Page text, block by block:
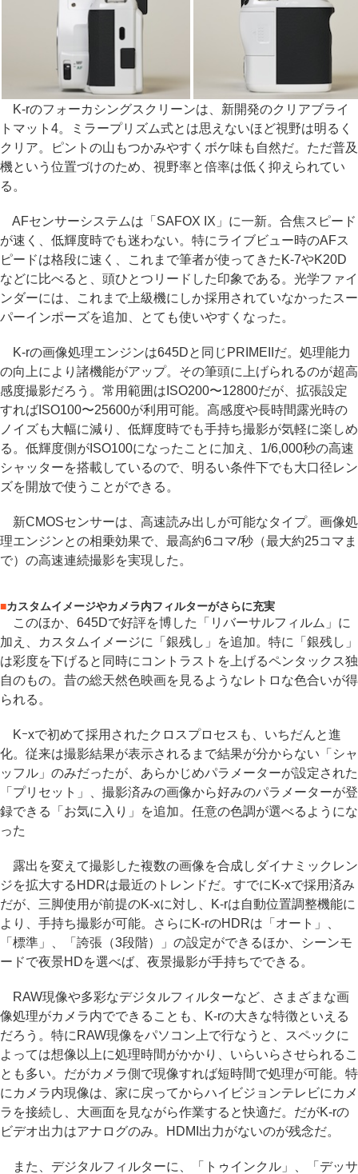
K-rのフォーカシングスクリーンは、新開発のクリアブライ
トマット4。ミラープリズム式とは思えないほど視野は明るく
クリア。ピントの山もつかみやすくボケ味も自然だ。ただ普及
機という位置づけのため、視野率と倍率は低く抑えられてい
る。
AFセンサーシステムは「SAFOX IX」に一新。合焦スピード
が速く、低輝度時でも迷わない。特にライブビュー時のAFス
ピードは格段に速く、これまで筆者が使ってきたK-7やK20D
などに比べると、頭ひとつリードした印象である。光学ファイ
ンダーには、これまで上級機にしか採用されていなかったスー
パーインポーズを追加、とても使いやすくなった。
K-rの画像処理エンジンは645Dと同じPRIMEIIだ。処理能力
の向上により諸機能がアップ。その筆頭に上げられるのが超高
感度撮影だろう。常用範囲はISO200〜12800だが、拡張設定
すればISO100〜25600が利用可能。高感度や長時間露光時の
ノイズも大幅に減り、低輝度時でも手持ち撮影が気軽に楽しめ
る。低輝度側がISO100になったことに加え、1/6,000秒の高速
シャッターを搭載しているので、明るい条件下でも大口径レン
ズを開放で使うことができる。
新CMOSセンサーは、高速読み出しが可能なタイプ。画像処
理エンジンとの相乗効果で、最高約6コマ/秒（最大約25コマま
で）の高速連続撮影を実現した。
■カスタムイメージやカメラ内フィルターがさらに充実
このほか、645Dで好評を博した「リバーサルフィルム」に
加え、カスタムイメージに「銀残し」を追加。特に「銀残し」
は彩度を下げると同時にコントラストを上げるペンタックス独
自のもの。昔の総天然色映画を見るようなレトロな色合いが得
られる。
Kｰxで初めて採用されたクロスプロセスも、いちだんと進
化。従来は撮影結果が表示されるまで結果が分からない「シャ
ッフル」のみだったが、あらかじめパラメーターが設定された
「プリセット」、撮影済みの画像から好みのパラメーターが登
録できる「お気に入り」を追加。任意の色調が選べるようにな
った
露出を変えて撮影した複数の画像を合成しダイナミックレン
ジを拡大するHDRは最近のトレンドだ。すでにK-xで採用済み
だが、三脚使用が前提のK-xに対し、K-rは自動位置調整機能に
より、手持ち撮影が可能。さらにK-rのHDRは「オート」、
「標準」、「誇張（3段階）」の設定ができるほか、シーンモ
ードで夜景HDを選べば、夜景撮影が手持ちでできる。
RAW現像や多彩なデジタルフィルターなど、さまざまな画
像処理がカメラ内でできることも、K-rの大きな特徴といえる
だろう。特にRAW現像をパソコン上で行なうと、スペックに
よっては想像以上に処理時間がかかり、いらいらさせられるこ
とも多い。だがカメラ側で現像すれば短時間で処理が可能。特
にカメラ内現像は、家に戻ってからハイビジョンテレビにカメ
ラを接続し、大画面を見ながら作業すると快適だ。だがK-rの
ビデオ出力はアナログのみ。HDMI出力がないのが残念だ。
また、デジタルフィルターに、「トゥインクル」、「デッサ